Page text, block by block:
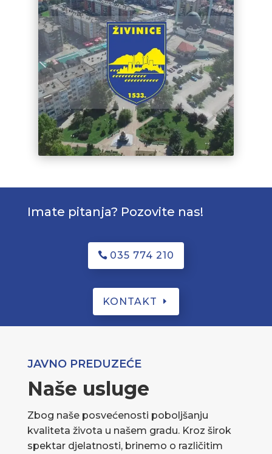
Imate pitanja? Pozovite nas!
035 774 210
KONTAKT
JAVNO PREDUZEĆE
Naše usluge
Zbog naše posvećenosti poboljšanju
kvaliteta života u našem gradu. Kroz širok
spektar djelatnosti, brinemo o različitim